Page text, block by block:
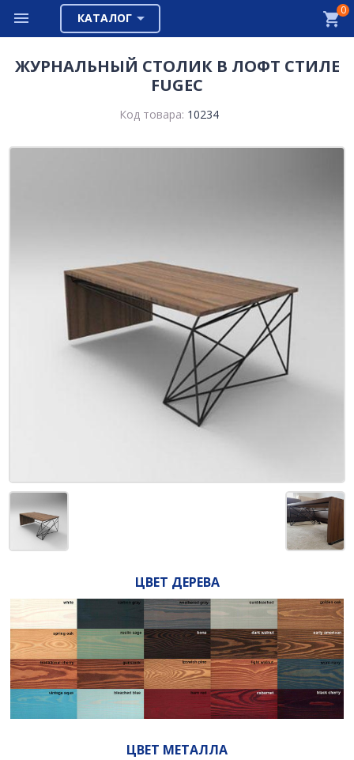
КАТАЛОГ
0
ЖУРНАЛЬНЫЙ СТОЛИК В ЛОФТ СТИЛЕ
FUGEC
Код товара: 10234
ЦВЕТ ДЕРЕВА
ЦВЕТ МЕТАЛЛА